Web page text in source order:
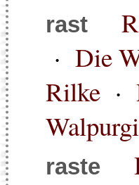
rast
· Die
Rilke ·
raste